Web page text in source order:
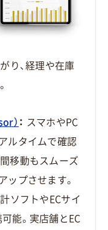
り、経理や在庫
） ：
スマホやPC
ルタイムで確認
移動もスムーズ
ップさせます。
ソフトやECサイ
能。実店舗とEC